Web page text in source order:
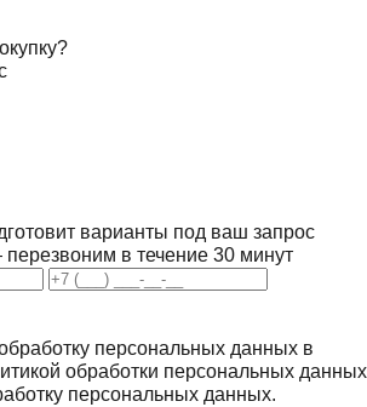
варианты под ваш запрос
перезвоним в течение 30 минут
персональных данных в
обработки персональных данных
персональных данных.